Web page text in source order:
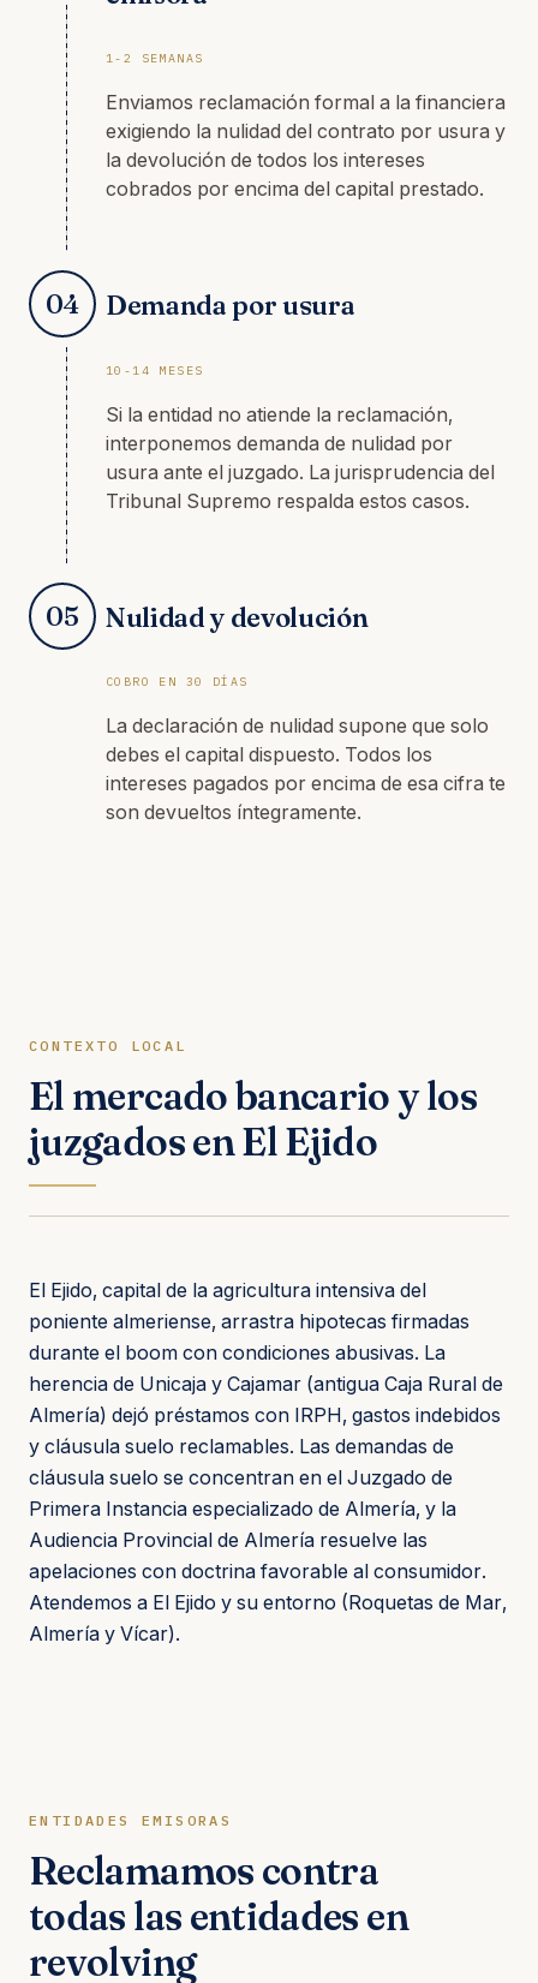
1-2 SEMANAS
Enviamos reclamación formal a la financiera
exigiendo la nulidad del contrato por usura y
la devolución de todos los intereses
cobrados por encima del capital prestado.
04 Demanda por usura
10-14 MESES
Si la entidad no atiende la reclamación,
interponemos demanda de nulidad por
usura ante el juzgado. La jurisprudencia del
Tribunal Supremo respalda estos casos.
05 Nulidad y devolución
COBRO EN 30 DÍAS
La declaración de nulidad supone que solo
debes el capital dispuesto. Todos los
intereses pagados por encima de esa cifra te
son devueltos íntegramente.
CONTEXTO LOCAL
El mercado bancario y los
juzgados en El Ejido
El Ejido, capital de la agricultura intensiva del
poniente almeriense, arrastra hipotecas firmadas
durante el boom con condiciones abusivas. La
herencia de Unicaja y Cajamar (antigua Caja Rural de
Almería) dejó préstamos con IRPH, gastos indebidos
y cláusula suelo reclamables. Las demandas de
cláusula suelo se concentran en el Juzgado de
Primera Instancia especializado de Almería, y la
Audiencia Provincial de Almería resuelve las
apelaciones con doctrina favorable al consumidor.
Atendemos a El Ejido y su entorno (Roquetas de Mar,
Almería y Vícar).
ENTIDADES EMISORAS
Reclamamos contra
todas las entidades en
revolving